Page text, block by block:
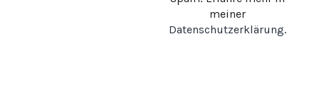
meiner
Datenschutzerklärung.